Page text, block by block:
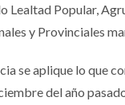
Lealtad Popular,
y Provinciales
se aplique lo que
del año